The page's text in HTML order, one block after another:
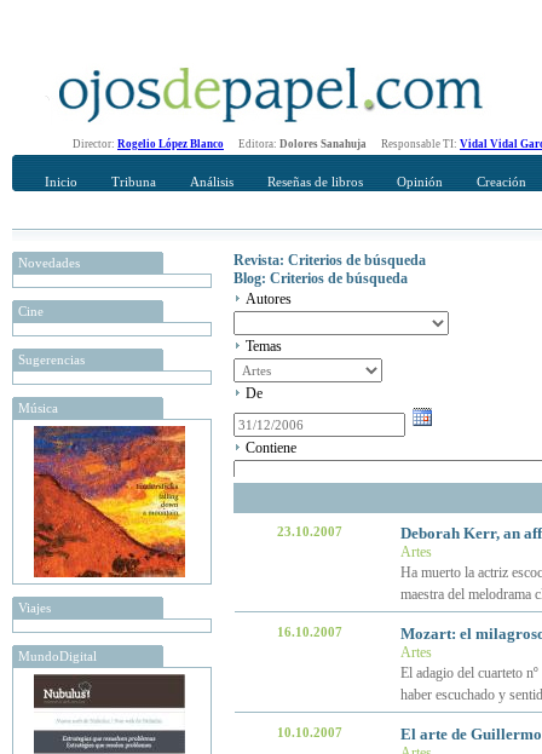
Director: Rogelio López Blanco Editora: Dolores Sanahuja Responsable TI: Vidal Vidal
Inicio Tribuna Análisis Reseñas de libros Opinión Creación
Novedades
Cine
Sugerencias
Música
Viajes
MundoDigital
Revista: Criterios de búsqueda
Blog: Criterios de búsqueda
Autores
Temas
De
Contiene
23.10.2007 Deborah Kerr, an
Artes
Ha muerto la actriz
maestra del melodrama
16.10.2007 Mozart: el
Artes
El adagio del cuarteto
haber escuchado y
10.10.2007 El arte de